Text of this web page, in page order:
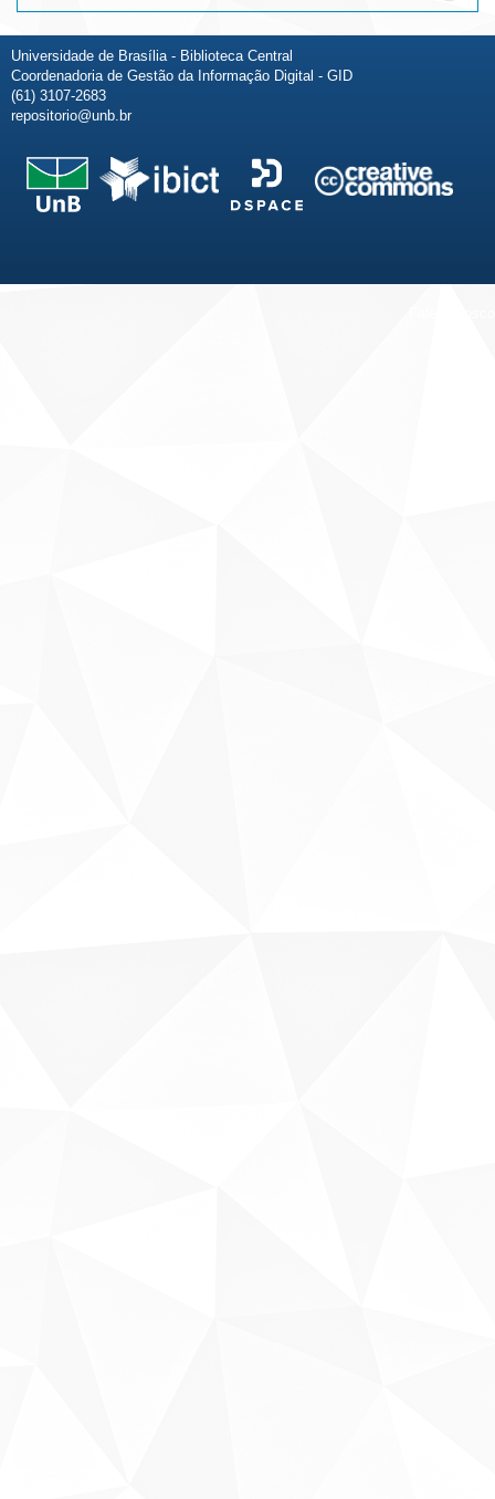
Universidade de Brasília - Biblioteca Central
Coordenadoria de Gestão da Informação Digital - GID
(61) 3107-2683
repositorio@unb.br